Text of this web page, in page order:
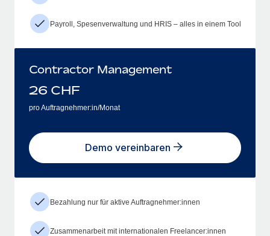
Payroll, Spesenverwaltung und HRIS – alles in einem Tool
Contractor Management
26 CHF
pro Auftragnehmer:in/Monat
Demo vereinbaren
Bezahlung nur für aktive Auftragnehmer:innen
Zusammenarbeit mit internationalen Freelancer:innen